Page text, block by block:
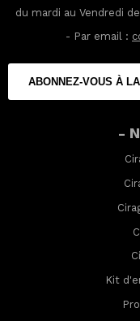
du mardi au Vendredi
- Par email :
ABONNEZ-VOUS À
-
Kit